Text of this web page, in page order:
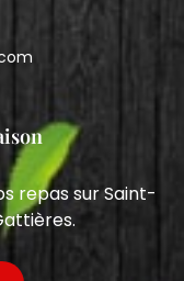
repas sur Saint-